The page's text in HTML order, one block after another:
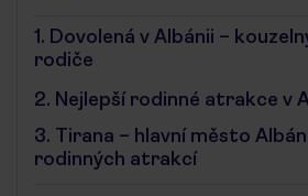
1. Dovolená v Albánii –
rodiče
2. Nejlepší rodinné atrakce v
3. Tirana – hlavní město
rodinných atrakcí